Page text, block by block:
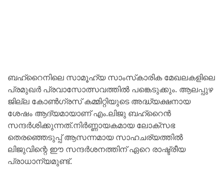
ബഹ്‌റൈനിലെ സാമൂഹ്യ സാംസ്‌കാരിക മേഖലകളിലെ
പ്രമുഖർ പ്രവാസോത്സവത്തിൽ പങ്കെടുക്കും. ആലപ്പുഴ
ജില്ല കോൺഗ്രസ് കമ്മിറ്റിയുടെ അദ്ധ്യക്ഷനായ
ശേഷം ആദ്യമായാണ് എം.ലിജു ബഹ്‌റൈൻ
സന്ദർശിക്കുന്നത്.നിർണ്ണായകമായ ലോക്സഭ
തെരഞ്ഞെടുപ്പ് ആസന്നമായ സാഹചര്യത്തിൽ
ലിജുവിന്റെ ഈ സന്ദർശനത്തിന് ഏറെ രാഷ്ട്രീയ
പ്രാധാന്യമുണ്ട്.